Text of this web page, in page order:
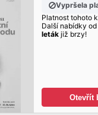
Vypršela
Platnost tohoto
Další nabídky od
letákjiž brzy!
Otevřít